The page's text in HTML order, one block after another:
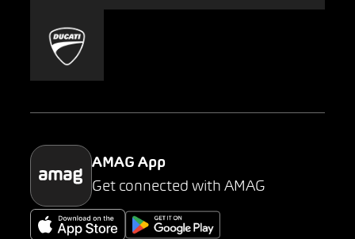
Mobility-as-a-Service
Parking
AMAG App
Get connected with AMAG